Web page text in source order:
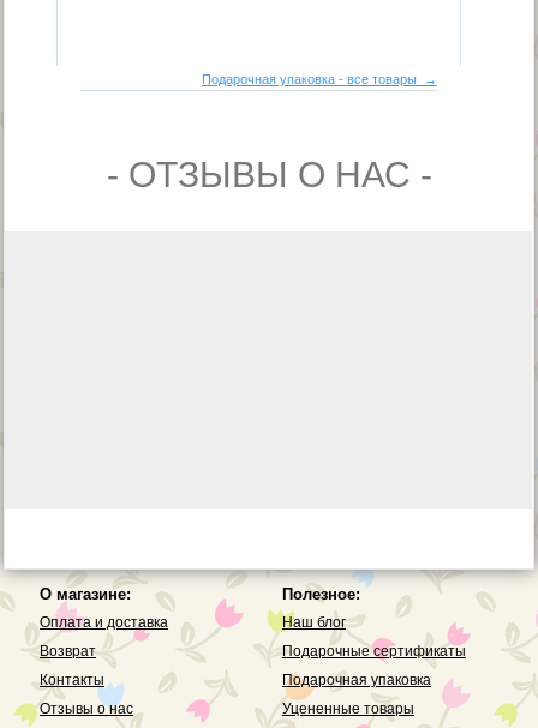
Подарочная упаковка - все товары →
- ОТЗЫВЫ О НАС -
О магазине:
Оплата и доставка
Возврат
Контакты
Отзывы о нас
Полезное:
Наш блог
Подарочные сертификаты
Подарочная упаковка
Уцененные товары